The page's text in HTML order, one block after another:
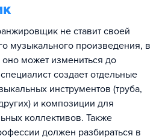
не ставит своей
музыкального произведения, в
оно может измениться до
создает отдельные
инструментов (труба,
и композиции для
коллективов. Также
должен разбираться в